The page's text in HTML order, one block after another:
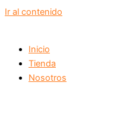
Ir al contenido
Inicio
Tienda
Nosotros